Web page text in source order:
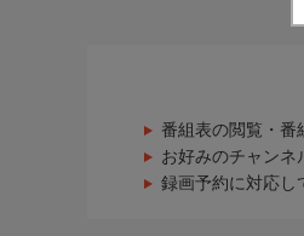
番組表の閲覧・番
お好みのチャンネ
録画予約に対応し